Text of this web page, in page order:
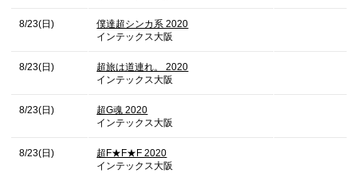
8/23(日)
僕達超シンカ系 2020
インテックス大阪
8/23(日)
超旅は道連れ。 2020
インテックス大阪
8/23(日)
超G魂 2020
インテックス大阪
8/23(日)
超F★F★F 2020
インテックス大阪